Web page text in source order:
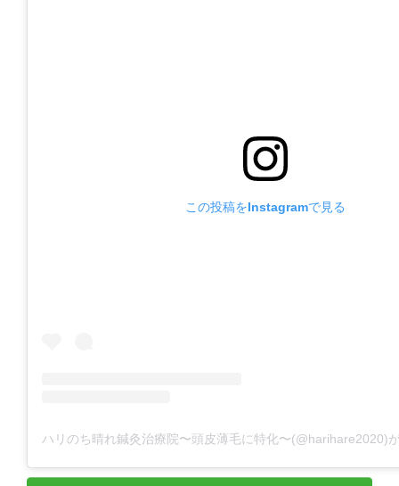
この投稿をInstagramで見る
ハリのち晴れ鍼灸治療院〜頭皮薄毛に特化〜(@harihare2020)